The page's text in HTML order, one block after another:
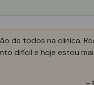
de todos na clínica.
difícil e hoje estou
–